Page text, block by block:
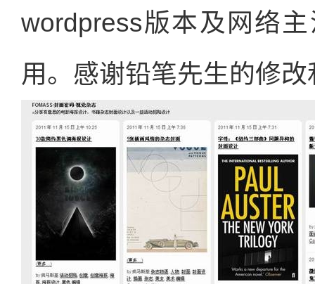
wordpress版本及网络
用。感谢铅笔先生的修